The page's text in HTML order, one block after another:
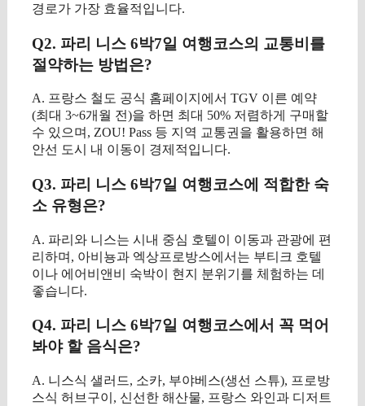
경로가 가장 효율적입니다.
Q2. 파리 니스 6박7일 여행코스의 교통비를
절약하는 방법은?
A. 프랑스 철도 공식 홈페이지에서 TGV 이른 예약
(최대 3~6개월 전)을 하면 최대 50% 저렴하게 구매할
수 있으며, ZOU! Pass 등 지역 교통권을 활용하면 해
안선 도시 내 이동이 경제적입니다.
Q3. 파리 니스 6박7일 여행코스에 적합한 숙
소 유형은?
A. 파리와 니스는 시내 중심 호텔이 이동과 관광에 편
리하며, 아비뇽과 엑상프로방스에서는 부티크 호텔
이나 에어비앤비 숙박이 현지 분위기를 체험하는 데
좋습니다.
Q4. 파리 니스 6박7일 여행코스에서 꼭 먹어
봐야 할 음식은?
A. 니스식 샐러드, 소카, 부야베스(생선 스튜), 프로방
스식 허브구이, 신선한 해산물, 프랑스 와인과 디저트